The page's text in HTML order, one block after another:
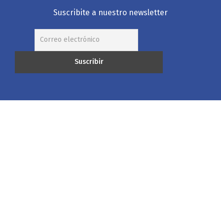
Suscribite a nuestro newsletter